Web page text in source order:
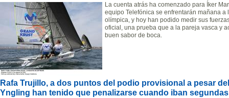
La cuenta atrás ha comenzado para Íker
equipo Telefónica se enfrentarán mañana
olímpica, y hoy han podido medir sus
oficial, una prueba que a la pareja vasca y
buen sabor de boca.
Rafa Trujillo, a dos puntos del podio provisional a pesar
Yngling han tenido que penalizarse cuando iban